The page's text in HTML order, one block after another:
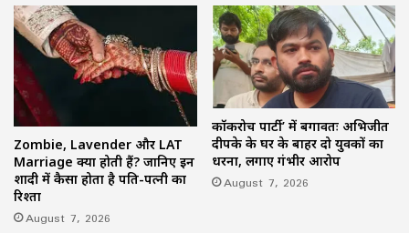
Zombie, Lavender और LAT
Marriage क्या होती हैं? जानिए इन
शादी में कैसा होता है पति-पत्नी का
रिश्ता
August 7, 2026
कॉकरोच पार्टी’ में बगावतः अभिजीत
दीपके के घर के बाहर दो युवकों का
धरना, लगाए गंभीर आरोप
August 7, 2026